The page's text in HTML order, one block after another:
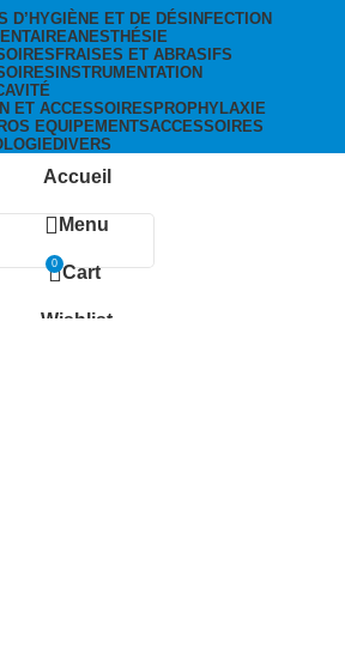
D’HYGIÈNE ET DE DÉSINFECTION
ANESTHÉSIE
FRAISES ET ABRASIFS
INSTRUMENTATION
ET ACCESSOIRESPROPHYLAXIE
EQUIPEMENTSACCESSOIRES
DIVERS
Accueil
Menu
0 Cart
Wishlist